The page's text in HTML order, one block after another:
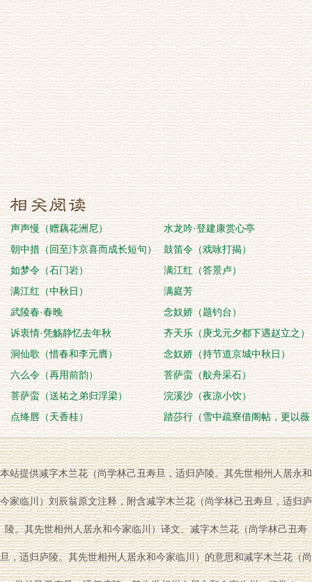
声声慢（赠藕花洲尼）
水龙吟·登建康赏心亭
朝中措（回至汴京喜而成长短句）
鼓笛令（戏咏打揭）
如梦令（石门岩）
满江红（答景卢）
满江红（中秋日）
满庭芳
武陵春·春晚
念奴娇（题钓台）
诉衷情·凭觞静忆去年秋
齐天乐（庚戈元夕都下遇赵立之）
洞仙歌（惜春和李元膺）
念奴娇（持节道京城中秋日）
六么令（再用前韵）
菩萨蛮（舣舟采石）
菩萨蛮（送祐之弟归浮梁）
浣溪沙（夜凉小饮）
点绛唇（天香桂）
踏莎行（雪中疏寮借阁帖，更以薇
露送之）
本站提供减字木兰花（尚学林己丑寿旦，适归庐陵。其先世相州人居永和
今家临川）刘辰翁原文注释，附含减字木兰花（尚学林己丑寿旦，适归庐
陵。其先世相州人居永和今家临川）译文、减字木兰花（尚学林己丑寿
旦，适归庐陵。其先世相州人居永和今家临川）的意思和减字木兰花（尚